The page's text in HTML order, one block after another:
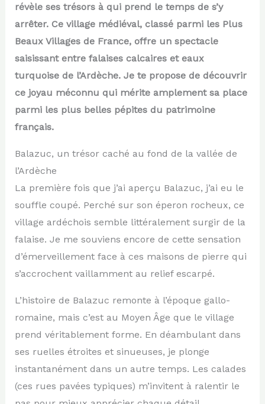
révèle ses trésors à qui prend le temps de s’y
arrêter. Ce village médiéval, classé parmi les Plus
Beaux Villages de France, offre un spectacle
saisissant entre falaises calcaires et eaux
turquoise de l’Ardèche. Je te propose de découvrir
ce joyau méconnu qui mérite amplement sa place
parmi les plus belles pépites du patrimoine
français.
Balazuc, un trésor caché au fond de la vallée de
l’Ardèche
La première fois que j’ai aperçu Balazuc, j’ai eu le
souffle coupé. Perché sur son éperon rocheux, ce
village ardéchois semble littéralement surgir de la
falaise. Je me souviens encore de cette sensation
d’émerveillement face à ces maisons de pierre qui
s’accrochent vaillamment au relief escarpé.
L’histoire de Balazuc remonte à l’époque gallo-
romaine, mais c’est au Moyen Âge que le village
prend véritablement forme. En déambulant dans
ses ruelles étroites et sinueuses, je plonge
instantanément dans un autre temps. Les calades
(ces rues pavées typiques) m’invitent à ralentir le